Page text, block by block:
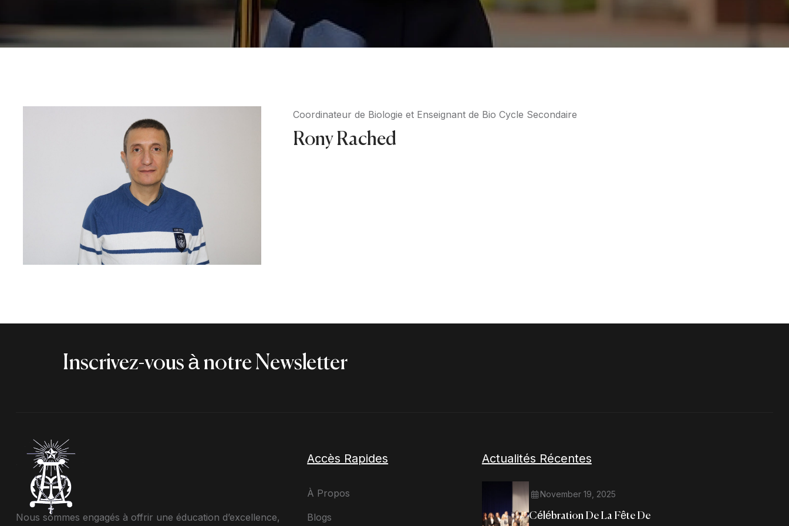
Coordinateur de Biologie et Enseignant de Bio Cycle Secondaire
Rony Rached
Inscrivez-vous à notre Newsletter
Nous sommes engagés à offrir une éducation d’excellence,
Accès Rapides
À Propos
Blogs
Actualités Récentes
November 19, 2025
Célébration De La Fête De